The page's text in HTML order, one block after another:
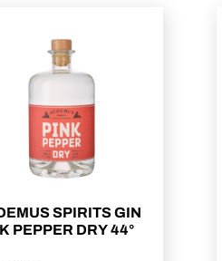
SPIRITS GIN
PEPPER DRY 44°